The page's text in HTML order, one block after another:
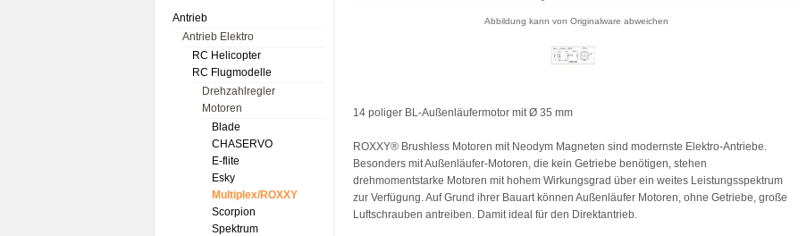
Antrieb
Antrieb Elektro
RC Helicopter
RC Flugmodelle
Drehzahlregler
Motoren
Blade
CHASERVO
E-flite
Esky
Multiplex/ROXXY
Scorpion
Spektrum
Abbildung kann von Originalware abweichen
14 poliger BL-Außenläufermotor mit Ø 35 mm
ROXXY® Brushless Motoren mit Neodym Magneten sind modernste Elektro-Antriebe.
Besonders mit Außenläufer-Motoren, die kein Getriebe benötigen, stehen
drehmomentstarke Motoren mit hohem Wirkungsgrad über ein weites Leistungsspektrum
zur Verfügung. Auf Grund ihrer Bauart können Außenläufer Motoren, ohne Getriebe, große
Luftschrauben antreiben. Damit ideal für den Direktantrieb.